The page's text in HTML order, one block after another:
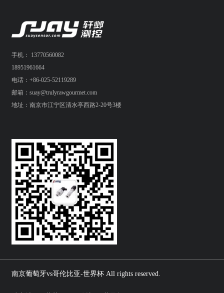
手机： 13770560082
18951961664
电话：+86-025-52119289
邮箱：suay@trulyrawgourmet.com
地址：南京市江宁区清水亭西路2-20号3楼
南京葡萄牙vs哥伦比亚-世界杯 All rights reserved.